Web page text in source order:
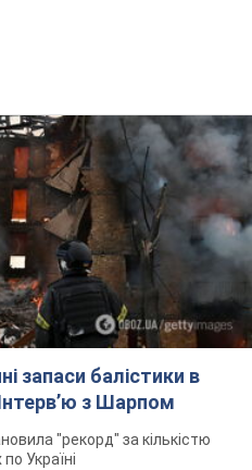
запаси балістики в
з Шарпом
"рекорд" за кількістю
Україні